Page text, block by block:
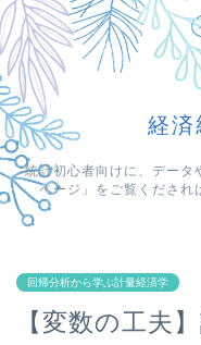
経済
統計初心者向けに、データ
ページ」をご覧くだされ
回帰分析から学ぶ計量経済学
【変数の工夫